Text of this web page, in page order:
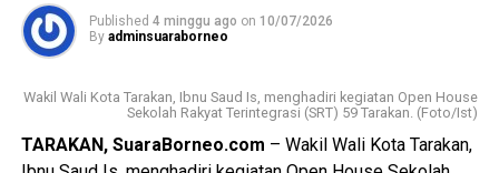
Surat Keputusan dan pejabat fungsional yang baru dilantik.
Ia menegaskan bahwa keberhasilan tersebut merupakan
buah dari perjuangan panjang serta amanah besar yang
harus dijalankan dengan penuh tanggung jawab.
Views: 58
Published 4 minggu ago on 10/07/2026
By adminsuaraborneo
Wakil Wali Kota Tarakan, Ibnu Saud Is, menghadiri kegiatan Open House
Sekolah Rakyat Terintegrasi (SRT) 59 Tarakan. (Foto/Ist)
TARAKAN, SuaraBorneo.com – Wakil Wali Kota Tarakan,